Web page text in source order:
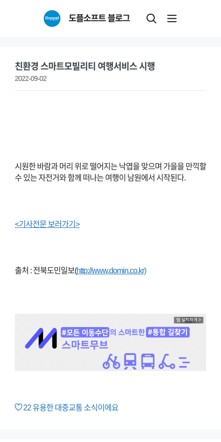
도플소프트 블로그
친환경 스마트모빌리티 여행서비스 시행
2022-09-02
시원한 바람과 머리 위로 떨어지는 낙엽을 맞으며 가을을 만끽할
수 있는 자전거와 함께 떠나는 여행이 남원에서 시작된다.
<기사전문 보러가기>
출처 : 전북도민일보(http://www.domin.co.kr)
22유용한 대중교통 소식이에요